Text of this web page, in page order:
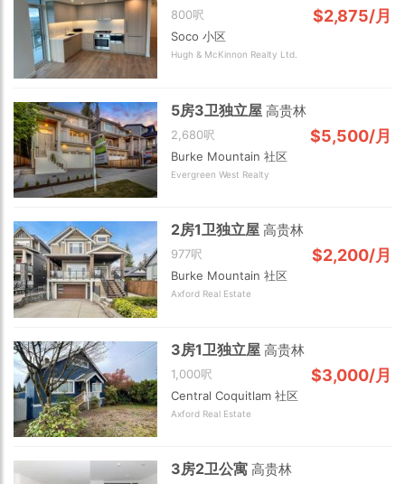
800呎 $2,875/月
Soco 小区
Hugh & McKinnon Realty Ltd.
5房3卫独立屋高贵林
2,680呎 $5,500/月
Burke Mountain 社区
Evergreen West Realty
2房1卫独立屋高贵林
977呎 $2,200/月
Burke Mountain 社区
Axford Real Estate
3房1卫独立屋高贵林
1,000呎 $3,000/月
Central Coquitlam 社区
Axford Real Estate
3房2卫公寓高贵林